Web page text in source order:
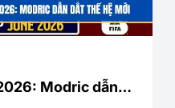
Modric dẫn